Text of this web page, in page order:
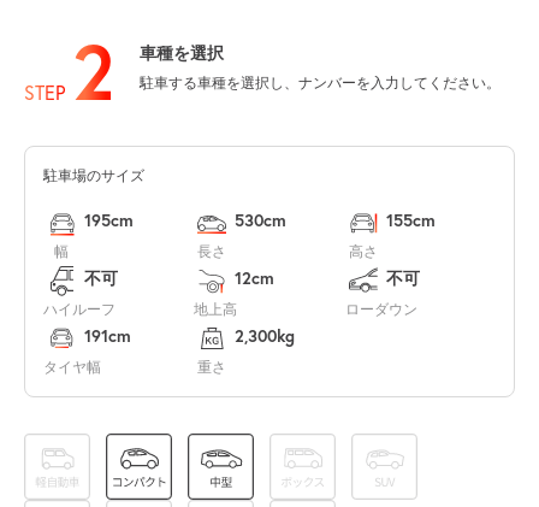
8月14日 (金) ¥1,500
8月15日 (土) ¥1,500
空き5
STEP 2 車種を選択
駐車する車種を選択し、ナンバーを入力してください。
駐車場のサイズ
幅
195cm
長さ
530cm
高さ
155cm
ハイルーフ
不可
地上高
12cm
ローダウン
不可
タイヤ幅
191cm
重さ
2,300kg